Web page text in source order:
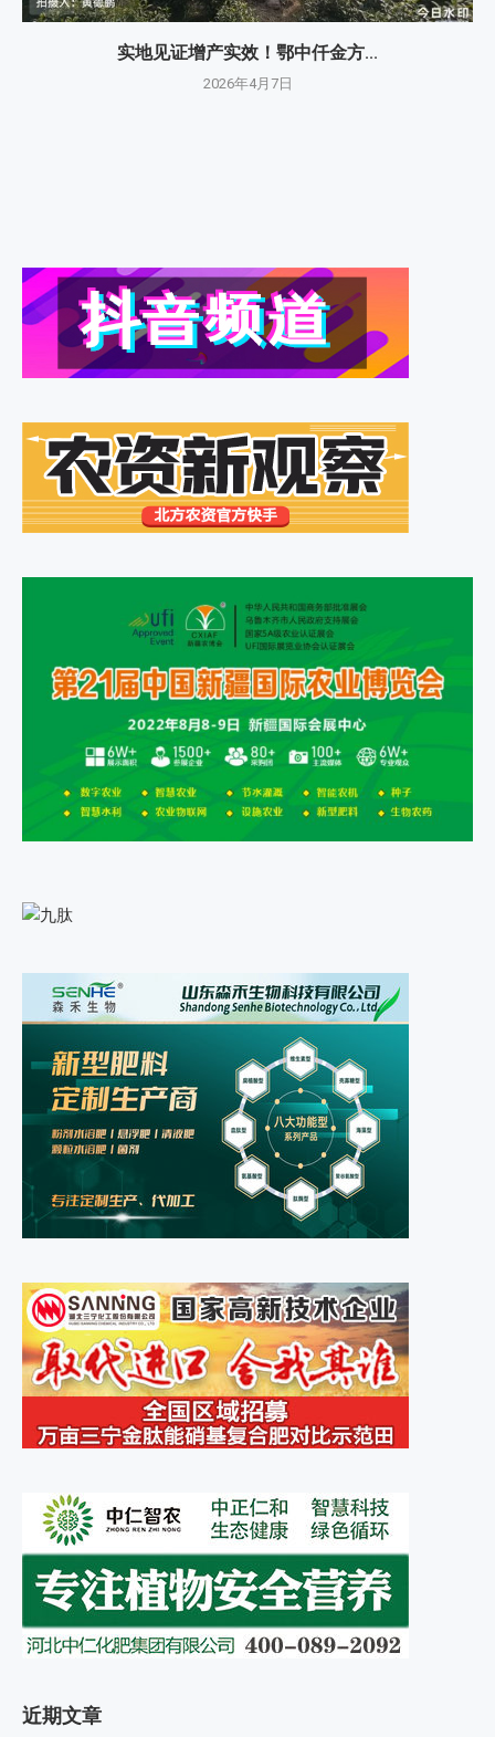
实地见证增产实效！鄂中仟金方...
2026年4月7日
近期文章